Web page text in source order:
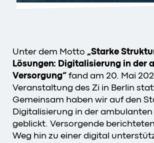
Unter dem Motto „Starke
Lösungen: Digitalisierung in der
Versorgung“ fand am 20. Mai
Veranstaltung des Zi in Berlin
Gemeinsam haben wir auf den
Digitalisierung in der
geblickt. Versorgende
Weg hin zu einer digital